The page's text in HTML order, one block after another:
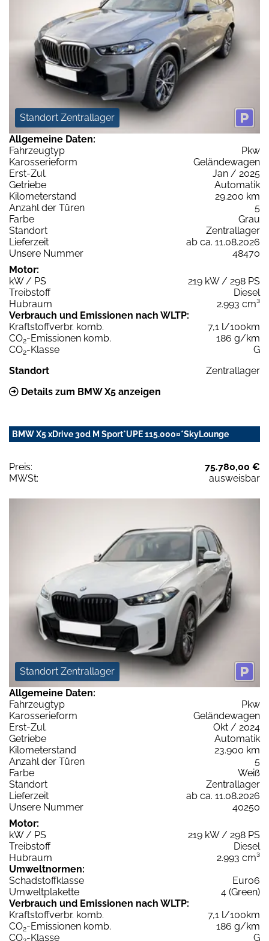
Standort Zentrallager
Allgemeine Daten:
Fahrzeugtyp
Pkw
Karosserieform
Geländewagen
Erst-Zul.
Jan / 2025
Getriebe
Automatik
Kilometerstand
29.200 km
Anzahl der Türen
5
Farbe
Grau
Standort
Zentrallager
Lieferzeit
ab ca. 11.08.2026
Unsere Nummer
48470
Motor:
kW / PS
219 kW / 298 PS
Treibstoff
Diesel
Hubraum
2.993 cm³
Verbrauch und Emissionen nach WLTP:
Kraftstoffverbr. komb.
7,1 l/100km
CO2-Emissionen komb.
186 g/km
CO2-Klasse
G
Standort
Zentrallager
Details zum BMW X5 anzeigen
BMW X5 xDrive 30d M Sport*UPE 115.000¤*SkyLounge
Preis:
75.780,00 €
MWSt:
ausweisbar
Standort Zentrallager
Allgemeine Daten:
Fahrzeugtyp
Pkw
Karosserieform
Geländewagen
Erst-Zul.
Okt / 2024
Getriebe
Automatik
Kilometerstand
23.900 km
Anzahl der Türen
5
Farbe
Weiß
Standort
Zentrallager
Lieferzeit
ab ca. 11.08.2026
Unsere Nummer
40250
Motor:
kW / PS
219 kW / 298 PS
Treibstoff
Diesel
Hubraum
2.993 cm³
Umweltnormen:
Schadstoffklasse
Euro6
Umweltplakette
4 (Green)
Verbrauch und Emissionen nach WLTP:
Kraftstoffverbr. komb.
7,1 l/100km
CO2-Emissionen komb.
186 g/km
CO -Klasse G